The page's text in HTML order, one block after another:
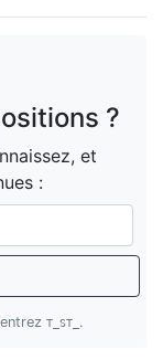
?
et
:
entrez T_ST_ .